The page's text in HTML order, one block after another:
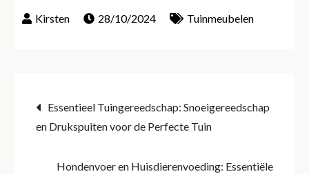
28/10/2024 Tuinmeubelen
Post
navigation
Essentieel Tuingereedschap: Snoeigereedschap
en Drukspuiten voor de Perfecte Tuin
Hondenvoer en Huisdierenvoeding: Essentiële